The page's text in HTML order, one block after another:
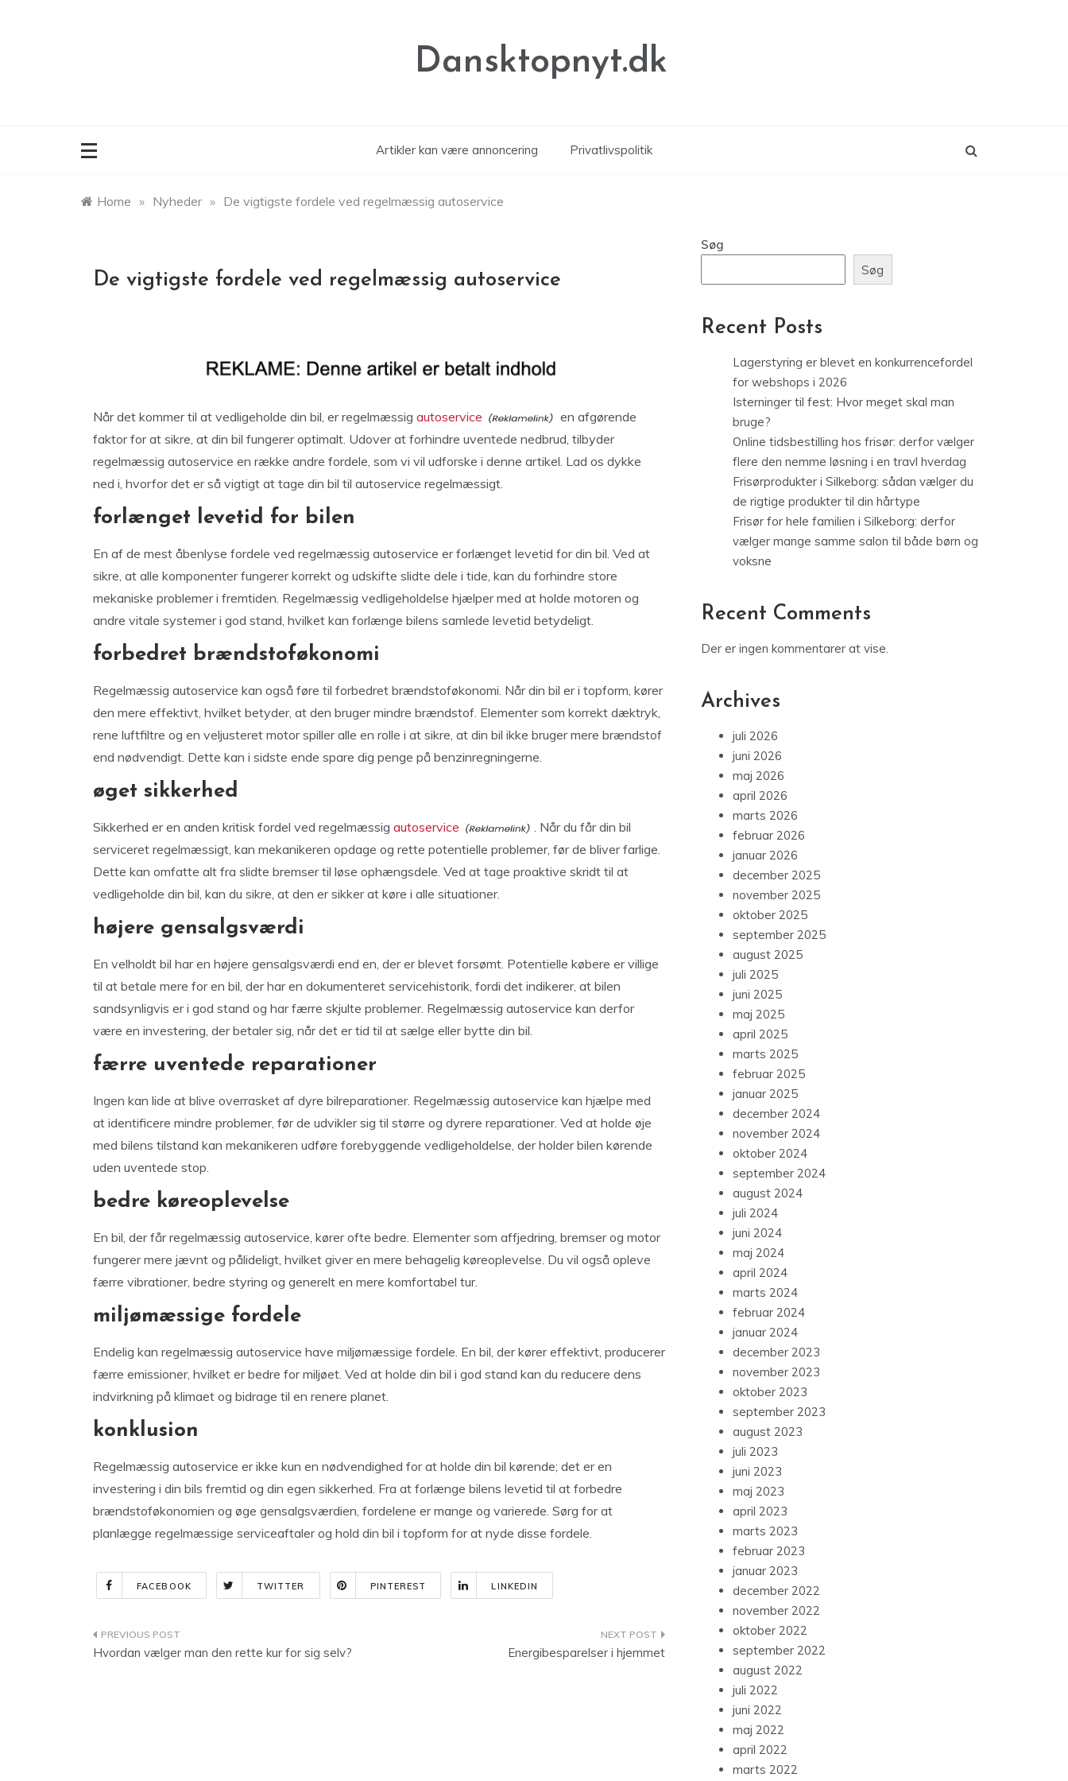
Dansktopnyt.dk
Artikler kan være annoncering Privatlivspolitik
Home » Nyheder » De vigtigste fordele ved regelmæssig autoservice
De vigtigste fordele ved regelmæssig autoservice
Når det kommer til at vedligeholde din bil, er regelmæssig autoservice
en afgørende
faktor for at sikre, at din bil fungerer optimalt. Udover at forhindre uventede nedbrud, tilbyder
regelmæssig autoservice en række andre fordele, som vi vil udforske i denne artikel. Lad os dykke
ned i, hvorfor det er så vigtigt at tage din bil til autoservice regelmæssigt.
forlænget levetid for bilen
En af de mest åbenlyse fordele ved regelmæssig autoservice er forlænget levetid for din bil. Ved at
sikre, at alle komponenter fungerer korrekt og udskifte slidte dele i tide, kan du forhindre store
mekaniske problemer i fremtiden. Regelmæssig vedligeholdelse hjælper med at holde motoren og
andre vitale systemer i god stand, hvilket kan forlænge bilens samlede levetid betydeligt.
forbedret brændstoføkonomi
Regelmæssig autoservice kan også føre til forbedret brændstoføkonomi. Når din bil er i topform, kører
den mere effektivt, hvilket betyder, at den bruger mindre brændstof. Elementer som korrekt dæktryk,
rene luftfiltre og en veljusteret motor spiller alle en rolle i at sikre, at din bil ikke bruger mere brændstof
end nødvendigt. Dette kan i sidste ende spare dig penge på benzinregningerne.
øget sikkerhed
Sikkerhed er en anden kritisk fordel ved regelmæssig autoservice
. Når du får din bil
serviceret regelmæssigt, kan mekanikeren opdage og rette potentielle problemer, før de bliver farlige.
Dette kan omfatte alt fra slidte bremser til løse ophængsdele. Ved at tage proaktive skridt til at
vedligeholde din bil, kan du sikre, at den er sikker at køre i alle situationer.
højere gensalgsværdi
En velholdt bil har en højere gensalgsværdi end en, der er blevet forsømt. Potentielle købere er villige
til at betale mere for en bil, der har en dokumenteret servicehistorik, fordi det indikerer, at bilen
sandsynligvis er i god stand og har færre skjulte problemer. Regelmæssig autoservice kan derfor
være en investering, der betaler sig, når det er tid til at sælge eller bytte din bil.
færre uventede reparationer
Ingen kan lide at blive overrasket af dyre bilreparationer. Regelmæssig autoservice kan hjælpe med
at identificere mindre problemer, før de udvikler sig til større og dyrere reparationer. Ved at holde øje
med bilens tilstand kan mekanikeren udføre forebyggende vedligeholdelse, der holder bilen kørende
uden uventede stop.
bedre køreoplevelse
En bil, der får regelmæssig autoservice, kører ofte bedre. Elementer som affjedring, bremser og motor
fungerer mere jævnt og pålideligt, hvilket giver en mere behagelig køreoplevelse. Du vil også opleve
færre vibrationer, bedre styring og generelt en mere komfortabel tur.
miljømæssige fordele
Endelig kan regelmæssig autoservice have miljømæssige fordele. En bil, der kører effektivt, producerer
færre emissioner, hvilket er bedre for miljøet. Ved at holde din bil i god stand kan du reducere dens
indvirkning på klimaet og bidrage til en renere planet.
konklusion
Regelmæssig autoservice er ikke kun en nødvendighed for at holde din bil kørende; det er en
investering i din bils fremtid og din egen sikkerhed. Fra at forlænge bilens levetid til at forbedre
brændstoføkonomien og øge gensalgsværdien, fordelene er mange og varierede. Sørg for at
planlægge regelmæssige serviceaftaler og hold din bil i topform for at nyde disse fordele.
FACEBOOK TWITTER PINTEREST LINKEDIN
Indlægsnavigation
Hvordan vælger man den rette kur for sig selv? Energibesparelser i hjemmet
Søg
Søg
Recent Posts
Lagerstyring er blevet en konkurrencefordel
for webshops i 2026
Isterninger til fest: Hvor meget skal man
bruge?
Online tidsbestilling hos frisør: derfor vælger
flere den nemme løsning i en travl hverdag
Frisørprodukter i Silkeborg: sådan vælger du
de rigtige produkter til din hårtype
Frisør for hele familien i Silkeborg: derfor
vælger mange samme salon til både børn og
voksne
Recent Comments
Der er ingen kommentarer at vise.
Archives
juli 2026
juni 2026
maj 2026
april 2026
marts 2026
februar 2026
januar 2026
december 2025
november 2025
oktober 2025
september 2025
august 2025
juli 2025
juni 2025
maj 2025
april 2025
marts 2025
februar 2025
januar 2025
december 2024
november 2024
oktober 2024
september 2024
august 2024
juli 2024
juni 2024
maj 2024
april 2024
marts 2024
februar 2024
januar 2024
december 2023
november 2023
oktober 2023
september 2023
august 2023
juli 2023
juni 2023
maj 2023
april 2023
marts 2023
februar 2023
januar 2023
december 2022
november 2022
oktober 2022
september 2022
august 2022
juli 2022
juni 2022
maj 2022
april 2022
marts 2022